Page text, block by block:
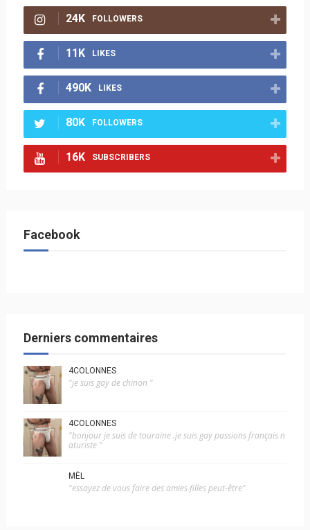
24K FOLLOWERS
11K LIKES
490K LIKES
80K FOLLOWERS
16K SUBSCRIBERS
Facebook
Derniers commentaires
4COLONNES
"je suis gay de chinon "
4COLONNES
"bonjour je suis de touraine .je suis gay passions français n
aturiste "
MÉL
"essayez de vous faire des amies filles peut-être"